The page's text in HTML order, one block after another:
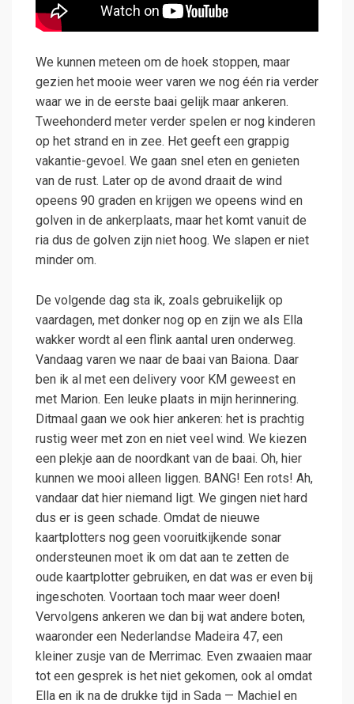
We kunnen meteen om de hoek stoppen, maar
gezien het mooie weer varen we nog één ria verder
waar we in de eerste baai gelijk maar ankeren.
Tweehonderd meter verder spelen er nog kinderen
op het strand en in zee. Het geeft een grappig
vakantie-gevoel. We gaan snel eten en genieten
van de rust. Later op de avond draait de wind
opeens 90 graden en krijgen we opeens wind en
golven in de ankerplaats, maar het komt vanuit de
ria dus de golven zijn niet hoog. We slapen er niet
minder om.
De volgende dag sta ik, zoals gebruikelijk op
vaardagen, met donker nog op en zijn we als Ella
wakker wordt al een flink aantal uren onderweg.
Vandaag varen we naar de baai van Baiona. Daar
ben ik al met een delivery voor KM geweest en
met Marion. Een leuke plaats in mijn herinnering.
Ditmaal gaan we ook hier ankeren: het is prachtig
rustig weer met zon en niet veel wind. We kiezen
een plekje aan de noordkant van de baai. Oh, hier
kunnen we mooi alleen liggen. BANG! Een rots! Ah,
vandaar dat hier niemand ligt. We gingen niet hard
dus er is geen schade. Omdat de nieuwe
kaartplotters nog geen vooruitkijkende sonar
ondersteunen moet ik om dat aan te zetten de
oude kaartplotter gebruiken, en dat was er even bij
ingeschoten. Voortaan toch maar weer doen!
Vervolgens ankeren we dan bij wat andere boten,
waaronder een Nederlandse Madeira 47, een
kleiner zusje van de Merrimac. Even zwaaien maar
tot een gesprek is het niet gekomen, ook al omdat
Ella en ik na de drukke tijd in Sada — Machiel en